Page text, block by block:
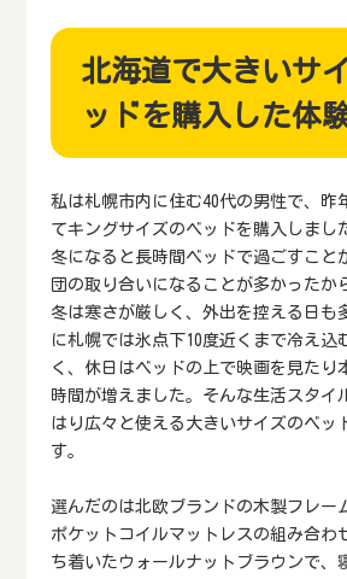
北海道で大きいサ
ッドを購入した体
私は札幌市内に住む40代の男性で、昨
てキングサイズのベッドを購入しまし
冬になると長時間ベッドで過ごすこと
団の取り合いになることが多かったか
冬は寒さが厳しく、外出を控える日も
に札幌では氷点下10度近くまで冷え込
く、休日はベッドの上で映画を見たり
時間が増えました。そんな生活スタイ
はり広々と使える大きいサイズのベッ
す。
選んだのは北欧ブランドの木製フレー
ポケットコイルマットレスの組み合わ
ち着いたウォールナットブラウンで、